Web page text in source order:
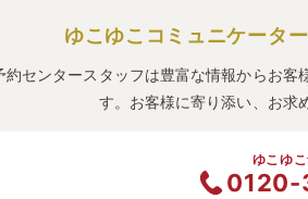
ゆこゆこコミュニケータ
約センタースタッフは豊富な情報からお
す。お客様に寄り添い、お求
ゆこゆ